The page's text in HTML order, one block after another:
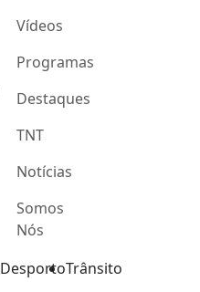
Vídeos
Programas
Destaques
TNT
Notícias
Somos
Nós
DesportoTrânsito